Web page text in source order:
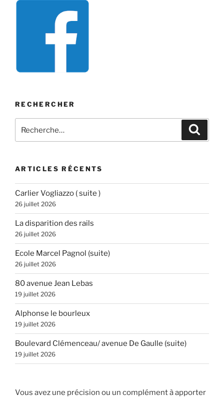
RECHERCHER
pour
ARTICLES RÉCENTS
Carlier Vogliazzo ( suite )
26 juillet 2026
La disparition des rails
26 juillet 2026
Ecole Marcel Pagnol (suite)
26 juillet 2026
80 avenue Jean Lebas
19 juillet 2026
Alphonse le bourleux
19 juillet 2026
Boulevard Clémenceau/ avenue De Gaulle (suite)
19 juillet 2026
Vous avez une précision ou un complément à apporter